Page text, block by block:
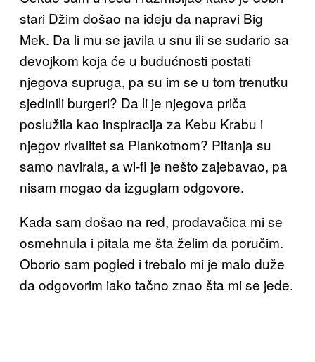
stari Džim došao na ideju da napravi Big
Mek. Da li mu se javila u snu ili se sudario sa
devojkom koja će u budućnosti postati
njegova supruga, pa su im se u tom trenutku
sjedinili burgeri? Da li je njegova priča
poslužila kao inspiracija za Kebu Krabu i
njegov rivalitet sa Plankotnom? Pitanja su
samo navirala, a wi-fi je nešto zajebavao, pa
nisam mogao da izguglam odgovore.
Kada sam došao na red, prodavačica mi se
osmehnula i pitala me šta želim da poručim.
Oborio sam pogled i trebalo mi je malo duže
da odgovorim iako tačno znao šta mi se jede.